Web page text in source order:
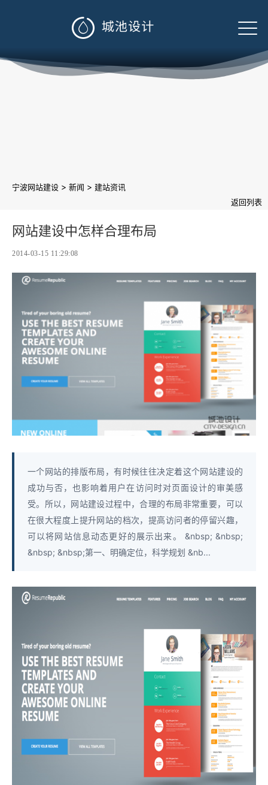

宁波网站建设 > 新闻 > 建站资讯
返回列表
网站建设中怎样合理布局
2014-03-15 11:29:08
一个网站的排版布局，有时候往往决定着这个网站建设的
成功与否，也影响着用户在访问时对页面设计的审美感
受。所以，网站建设过程中，合理的布局非常重要，可以
在很大程度上提升网站的档次，提高访问者的停留兴趣，
可以将网站信息动态更好的展示出来。 &nbsp; &nbsp;
&nbsp; &nbsp;第一、明确定位，科学规划 &nb...